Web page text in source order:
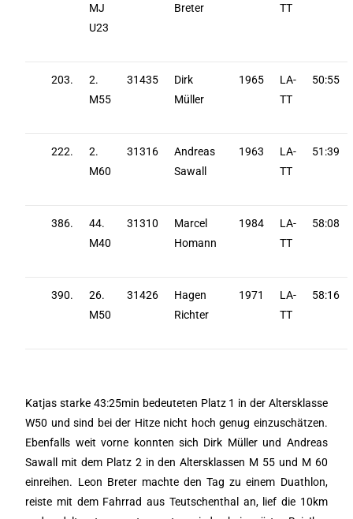
MJ
U23
Breter
TT
203.
2.
M55
31435
Dirk
Müller
1965
LA-
TT
50:55
222.
2.
M60
31316
Andreas
Sawall
1963
LA-
TT
51:39
386.
44.
M40
31310
Marcel
Homann
1984
LA-
TT
58:08
390.
26.
M50
31426
Hagen
Richter
1971
LA-
TT
58:16
Katjas starke 43:25min bedeuteten Platz 1 in der Altersklasse
W50 und sind bei der Hitze nicht hoch genug einzuschätzen.
Ebenfalls weit vorne konnten sich Dirk Müller und Andreas
Sawall mit dem Platz 2 in den Altersklassen M 55 und M 60
einreihen. Leon Breter machte den Tag zu einem Duathlon,
reiste mit dem Fahrrad aus Teutschenthal an, lief die 10km